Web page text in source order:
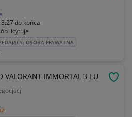
do końca
licytuje
OSOBA PRYWATNA
VALORANT IMMORTAL 3 EU